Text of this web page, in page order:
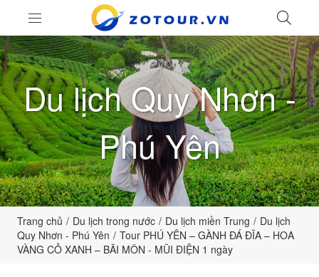
ZoTour
Du lịch Quy Nhơn -
Phú Yên
Trang chủ Du lịch trong nước Du lịch miền Trung
Du lịch
Quy Nhơn - Phú Yên
Tour PHÚ YÊN – GÀNH ĐÁ ĐĨA – HOA
VÀNG CỎ XANH – BÃI MÔN - MŨI ĐIỆN 1 ngày